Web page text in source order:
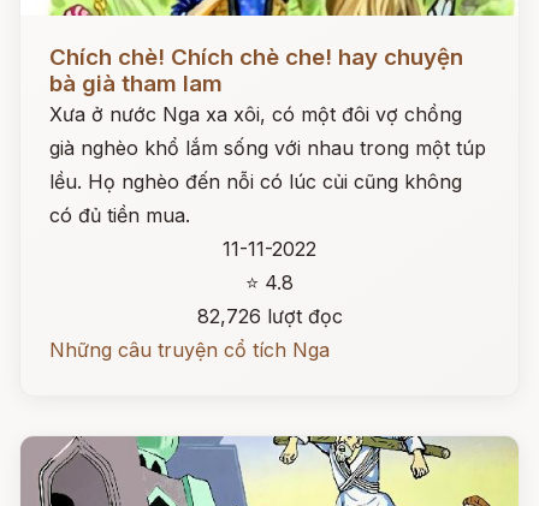
Chích chè! Chích chè che! hay chuyện
bà già tham lam
Xưa ở nước Nga xa xôi, có một đôi vợ chồng
già nghèo khổ lắm sống với nhau trong một túp
lều. Họ nghèo đến nỗi có lúc củi cũng không
có đủ tiền mua.
11-11-2022
⭐ 4.8
82,726 lượt đọc
Những câu truyện cổ tích Nga